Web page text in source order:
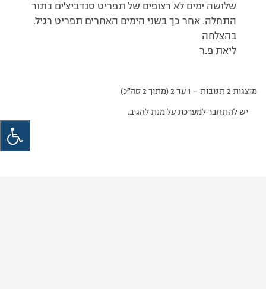
שלושה ימים לא רצופים של תפריט סנדביצ'ים בתור
התחלה. אחר כך בשני הימים האחרים תפריט רגיל.
בהצלחה
ליאת פ.ר
מוצגות 2 תגובות – 1 עד 2 (מתוך 2 סה״כ)
יש להתחבר למערכת על מנת להגיב.